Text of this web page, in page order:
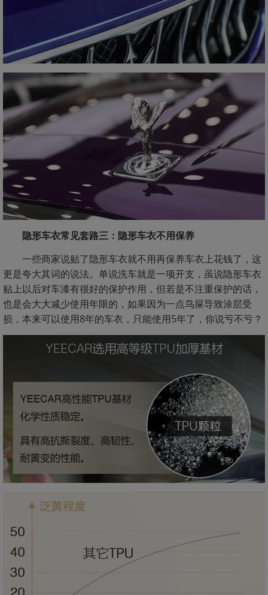
隐形车衣常见套路三：隐形车衣不用保养
一些商家说贴了隐形车衣就不用再保养车衣上花钱了，这
更是夸大其词的说法。单说洗车就是一项开支，虽说隐形车衣
贴上以后对车漆有很好的保护作用，但若是不注重保护的话，
也是会大大减少使用年限的，如果因为一点鸟屎导致涂层受
损，本来可以使用8年的车衣，只能使用5年了，你说亏不亏？